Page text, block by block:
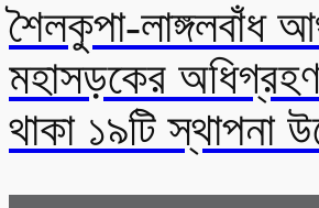
শৈলকুপা-লাঙ্গলবাঁধ
মহাসড়কের
থাকা ১৯টি স্থাপনা